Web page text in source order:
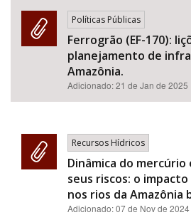
Políticas Públicas
Ferrogrão (EF-170):
planejamento de
Amazônia.
Adicionado:21 de Jan de 2025
Recursos Hídricos
Dinâmica do mercúrio
seus riscos: o
nos rios da Amazônia
Adicionado:07 de Nov de 2024